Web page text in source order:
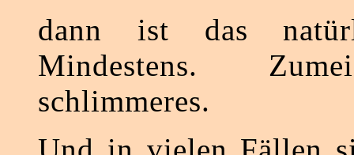
dann ist das
Mindestens.
schlimmeres.